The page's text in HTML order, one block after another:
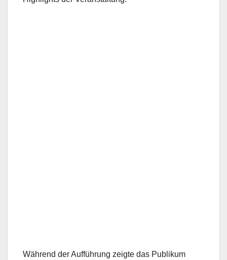
Während der Aufführung zeigte das Publikum